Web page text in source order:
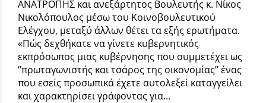
ΑΝΑΤΡΟΠΗΣ και ανεξάρτητος Βουλευτής κ. Νίκος
Νικολόπουλος μέσω του Κοινοβουλευτικού
Ελέγχου, μεταξύ άλλων θέτει τα εξής ερωτήματα.
«Πώς δεχθήκατε να γίνετε κυβερνητικός
εκπρόσωπος μιας κυβέρνησης που συμμετέχει ως
‘’πρωταγωνιστής και τσάρος της οικονομίας’’ ένας
που εσείς προσωπικά έχετε αυτολεξεί καταγγείλει
και χαρακτηρίσει γράφοντας για...